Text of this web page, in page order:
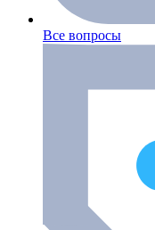
Все вопросы